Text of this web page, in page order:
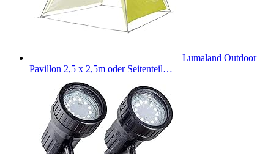
Lumaland Outdoor
Pavillon 2,5 x 2,5m oder Seitenteil…